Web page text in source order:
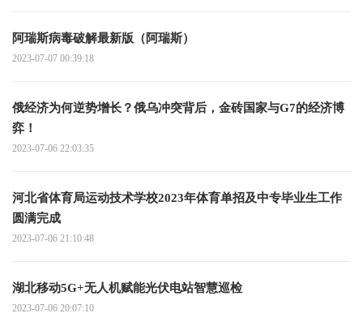
阿瑞斯病毒破解最新版（阿瑞斯）
2023-07-07 00:39:18
俄经济为何逆势增长？俄乌冲突背后，金砖国家与G7的经济博
弈！
2023-07-06 22:03:35
河北省体育局运动技术学校2023年体育单招及中专毕业生工作
圆满完成
2023-07-06 21:10:48
湖北移动5G+无人机赋能光伏电站智慧巡检
2023-07-06 20:07:10